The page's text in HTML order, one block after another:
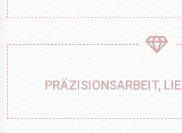
PRÄZISIONSARBEIT,